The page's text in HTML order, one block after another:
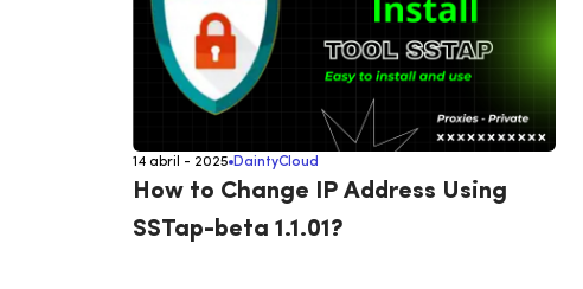
14 abril - 2025 DaintyCloud
How to Change IP Address Using
SSTap-beta 1.1.01?